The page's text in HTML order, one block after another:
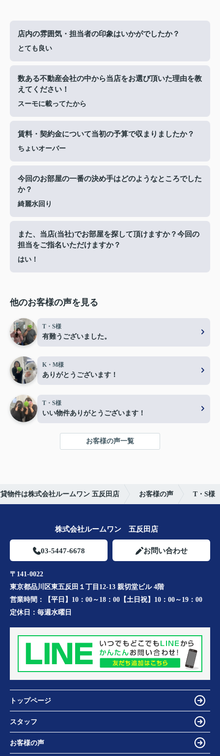
店内の雰囲気・担当者の印象はいかがでしたか？
とても良い
数ある不動産会社の中から当店をお選び頂いた理由を教
えてください！
スーモに載ってたから
賃料・契約金について当初の予算で収まりましたか？
ちょいオーバー
今回のお部屋の一番の決め手はどのようなところでした
か？
綺麗水回り
また、当店(当社)でお部屋を探して頂けますか？今回の
担当をご指名いただけますか？
はい！
他のお客様の声を見る
T・S様
有難うございました。
K・M様
ありがとうございます！
T・S様
いい物件ありがとうございます！
お客様の声一覧
物件は株式会社ルームワン 五反田店 お客様の声 T・S様
株式会社ルームワン 五反田店
03-5447-6678 お問い合わせ
〒141-0022
東京都品川区東五反田１丁目12-13 親切堂ビル 4階
営業時間：
【平日】10：00～18：00【土日祝】10：00～19：00
定休日： 毎週水曜日
トップページ
スタッフ
お客様の声